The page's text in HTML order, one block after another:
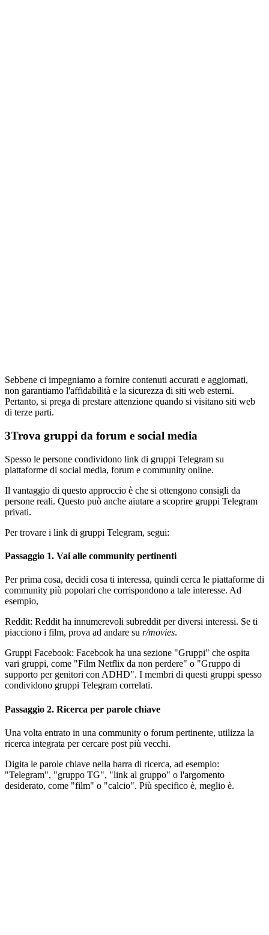
Sebbene ci impegniamo a fornire contenuti accurati e aggiornati,
non garantiamo l'affidabilità e la sicurezza di siti web esterni.
Pertanto, si prega di prestare attenzione quando si visitano siti web
di terze parti.
3Trova gruppi da forum e social media
Spesso le persone condividono link di gruppi Telegram su
piattaforme di social media, forum e community online.
Il vantaggio di questo approccio è che si ottengono consigli da
persone reali. Questo può anche aiutare a scoprire gruppi Telegram
privati.
Per trovare i link di gruppi Telegram, segui:
Passaggio 1. Vai alle community pertinenti
Per prima cosa, decidi cosa ti interessa, quindi cerca le piattaforme di
community più popolari che corrispondono a tale interesse. Ad
esempio,
Reddit: Reddit ha innumerevoli subreddit per diversi interessi. Se ti
piacciono i film, prova ad andare su r/movies.
Gruppi Facebook: Facebook ha una sezione "Gruppi" che ospita
vari gruppi, come "Film Netflix da non perdere" o "Gruppo di
supporto per genitori con ADHD". I membri di questi gruppi spesso
condividono gruppi Telegram correlati.
Passaggio 2. Ricerca per parole chiave
Una volta entrato in una community o forum pertinente, utilizza la
ricerca integrata per cercare post più vecchi.
Digita le parole chiave nella barra di ricerca, ad esempio:
"Telegram", "gruppo TG", "link al gruppo" o l'argomento
desiderato, come "film" o "calcio". Più specifico è, meglio è.